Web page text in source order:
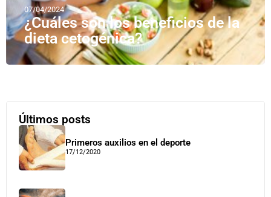
07/04/2024
¿Cuáles son los beneficios de la
dieta cetogénica?
Últimos posts
Primeros auxilios en el deporte
17/12/2020